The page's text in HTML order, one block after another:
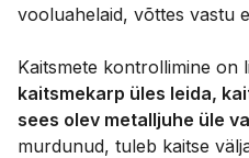
vooluahelaid, võttes vastu
Kaitsmete kontrollimine on
kaitsmekarp üles leida,
sees olev metalljuhe üle
murdunud, tuleb kaitse